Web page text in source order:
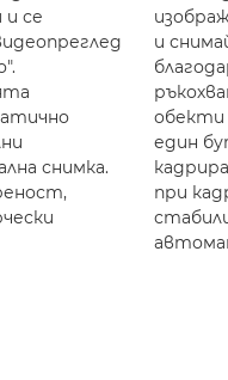
се
снимка.
и
обекти
един
при